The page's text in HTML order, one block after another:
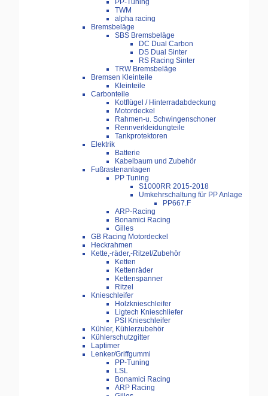
PP-Tuning
TWM
alpha racing
Bremsbeläge
SBS Bremsbeläge
DC Dual Carbon
DS Dual Sinter
RS Racing Sinter
TRW Bremsbeläge
Bremsen Kleinteile
Kleinteile
Carbonteile
Kotflügel / Hinterradabdeckung
Motordeckel
Rahmen-u. Schwingenschoner
Rennverkleidungteile
Tankprotektoren
Elektrik
Batterie
Kabelbaum und Zubehör
Fußrastenanlagen
PP Tuning
S1000RR 2015-2018
Umkehrschaltung für PP Anlage
PP667.F
ARP-Racing
Bonamici Racing
Gilles
GB Racing Motordeckel
Heckrahmen
Kette,-räder,-Ritzel/Zubehör
Ketten
Kettenräder
Kettenspanner
Ritzel
Knieschleifer
Holzknieschleifer
Ligtech Knieschliefer
PSI Knieschleifer
Kühler, Kühlerzubehör
Kühlerschutzgitter
Laptimer
Lenker/Griffgummi
PP-Tuning
LSL
Bonamici Racing
ARP Racing